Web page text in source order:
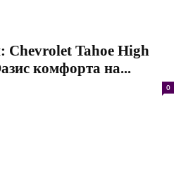
Tahoe High
комфорта на...
0